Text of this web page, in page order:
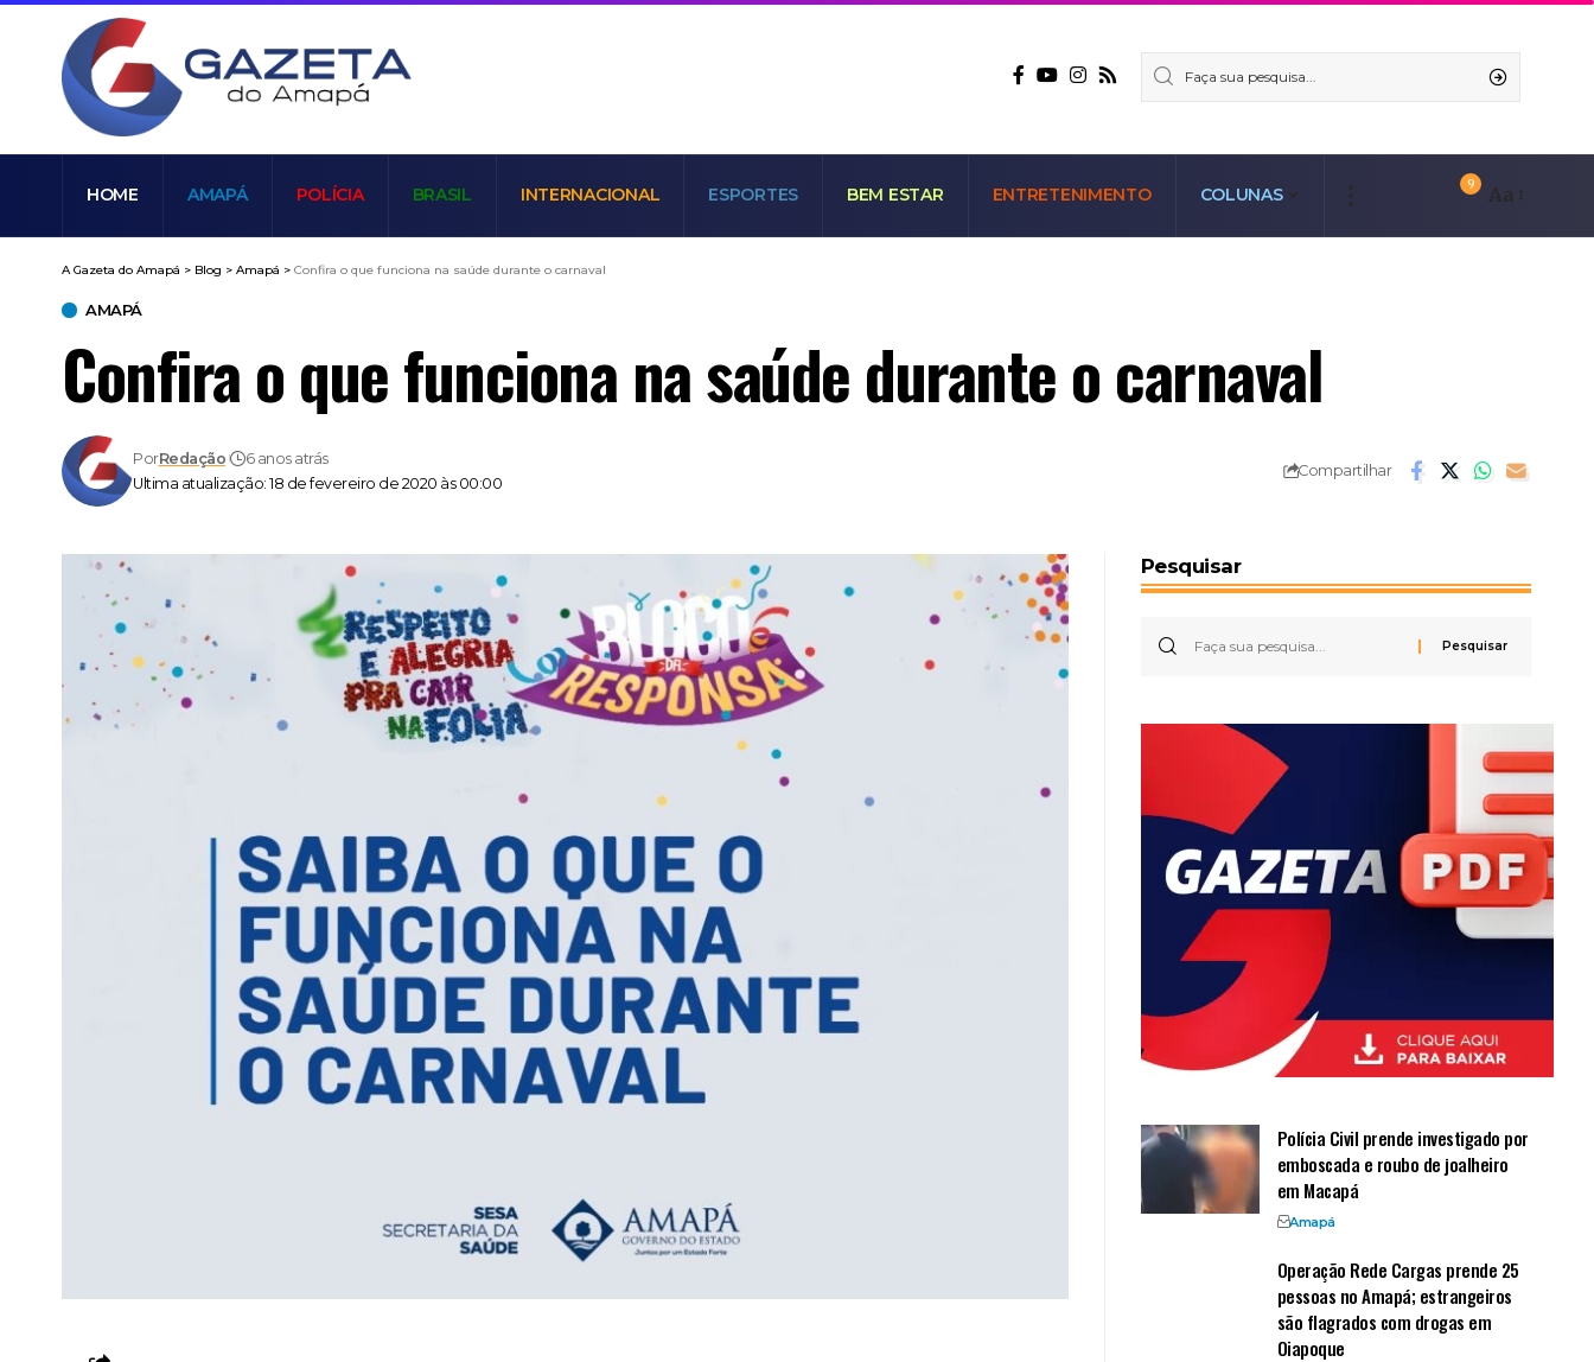
HOME AMAPÁ POLÍCIA BRASIL INTERNACIONAL ESPORTES BEM ESTAR ENTRETENIMENTO COLUNAS
9 Aa
A Gazeta do Amapá > Blog > Amapá > Confira o que funciona na saúde durante o carnaval
AMAPÁ
Confira o que funciona na saúde durante o carnaval
Ultima atualização: 18 de fevereiro de 2020 às 00:00
PorRedação 6 anos atrás
Compartilhar
Pesquisar
Polícia Civil prende investigado por
emboscada e roubo de joalheiro
em Macapá
Amapá
Operação Rede Cargas prende 25
pessoas no Amapá; estrangeiros
são flagrados com drogas em
Oiapoque